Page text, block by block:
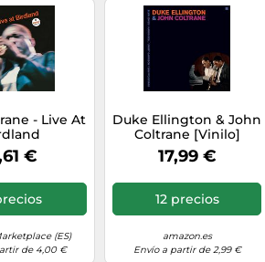
- Live At
€
(ES)
de 4,00 €
Duke Ellington & John
Coltrane [Vinilo]
17,99 €
12 precios
amazon.es
Envío a partir de 2,99 €